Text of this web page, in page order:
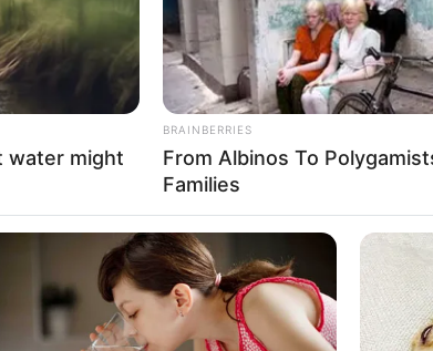
acara televisi di Malaysia
8
10
water might
BRAINBERRIES
From Albinos To
Families